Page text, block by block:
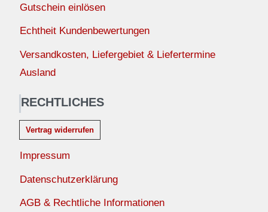
Gutschein einlösen
Echtheit Kundenbewertungen
Versandkosten, Liefergebiet & Liefertermine
Ausland
RECHTLICHES
Vertrag widerrufen
Impressum
Datenschutzerklärung
AGB & Rechtliche Informationen